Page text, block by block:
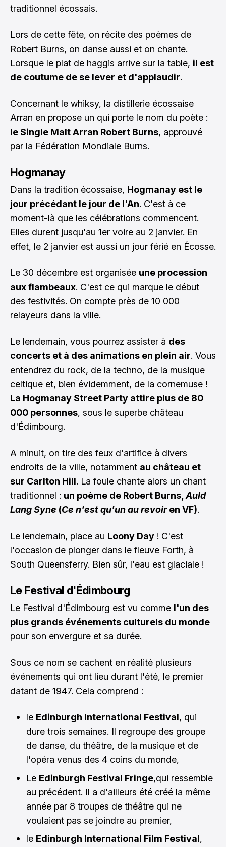
traditionnel écossais.
Lors de cette fête, on récite des poèmes de
Robert Burns, on danse aussi et on chante.
Lorsque le plat de haggis arrive sur la table, il est
de coutume de se lever et d'applaudir.
Concernant le whiksy, la distillerie écossaise
Arran en propose un qui porte le nom du poète :
le Single Malt Arran Robert Burns, approuvé
par la Fédération Mondiale Burns.
Hogmanay
Dans la tradition écossaise, Hogmanay est le
jour précédant le jour de l'An. C'est à ce
moment-là que les célébrations commencent.
Elles durent jusqu'au 1er voire au 2 janvier. En
effet, le 2 janvier est aussi un jour férié en Écosse.
Le 30 décembre est organisée une procession
aux flambeaux. C'est ce qui marque le début
des festivités. On compte près de 10 000
relayeurs dans la ville.
Le lendemain, vous pourrez assister à des
concerts et à des animations en plein air. Vous
entendrez du rock, de la techno, de la musique
celtique et, bien évidemment, de la cornemuse !
La Hogmanay Street Party attire plus de 80
000 personnes, sous le superbe château
d'Édimbourg.
A minuit, on tire des feux d'artifice à divers
endroits de la ville, notamment au château et
sur Carlton Hill. La foule chante alors un chant
traditionnel : un poème de Robert Burns, Auld
Lang Syne (Ce n'est qu'un au revoiren VF).
Le lendemain, place au Loony Day ! C'est
l'occasion de plonger dans le fleuve Forth, à
South Queensferry. Bien sûr, l'eau est glaciale !
Le Festival d'Édimbourg
Le Festival d'Édimbourg est vu comme l'un des
plus grands événements culturels du monde
pour son envergure et sa durée.
Sous ce nom se cachent en réalité plusieurs
événements qui ont lieu durant l'été, le premier
datant de 1947. Cela comprend :
le Edinburgh International Festival, qui
dure trois semaines. Il regroupe des groupe
de danse, du théâtre, de la musique et de
l'opéra venus des 4 coins du monde,
Le Edinburgh Festival Fringe,qui ressemble
au précédent. Il a d'ailleurs été créé la même
année par 8 troupes de théâtre qui ne
voulaient pas se joindre au premier,
le Edinburgh International Film Festival,